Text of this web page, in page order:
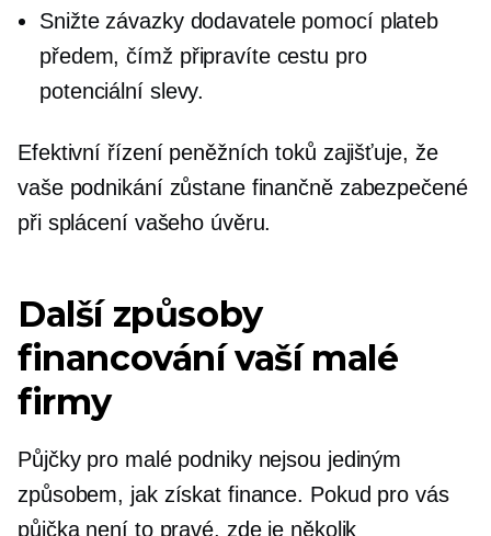
Snižte závazky dodavatele pomocí plateb
předem, čímž připravíte cestu pro
potenciální slevy.
Efektivní řízení peněžních toků zajišťuje, že
vaše podnikání zůstane finančně zabezpečené
při splácení vašeho úvěru.
Další způsoby
financování vaší malé
firmy
Půjčky pro malé podniky nejsou jediným
způsobem, jak získat finance. Pokud pro vás
půjčka není to pravé, zde je několik